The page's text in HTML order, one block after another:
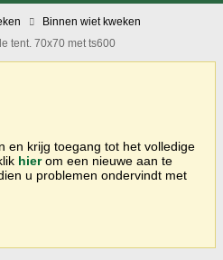
Binnen wiet kweken
tent. 70x70 met ts600
en krijg toegang tot het volledige
hierom een nieuwe aan te
u problemen ondervindt met